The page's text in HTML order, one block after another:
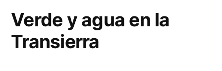
Sierra
de
Verde y agua en la
Transierra